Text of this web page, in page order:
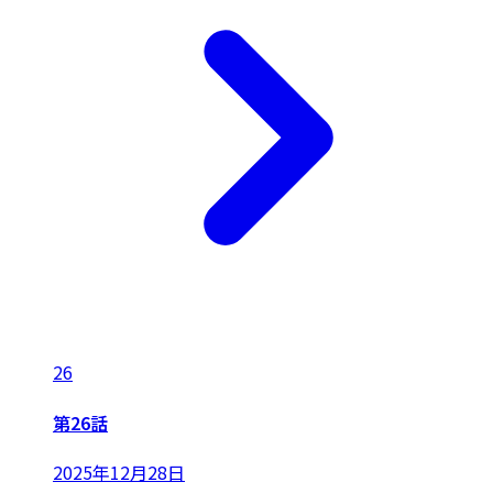
26
第26話
2025年12月28日